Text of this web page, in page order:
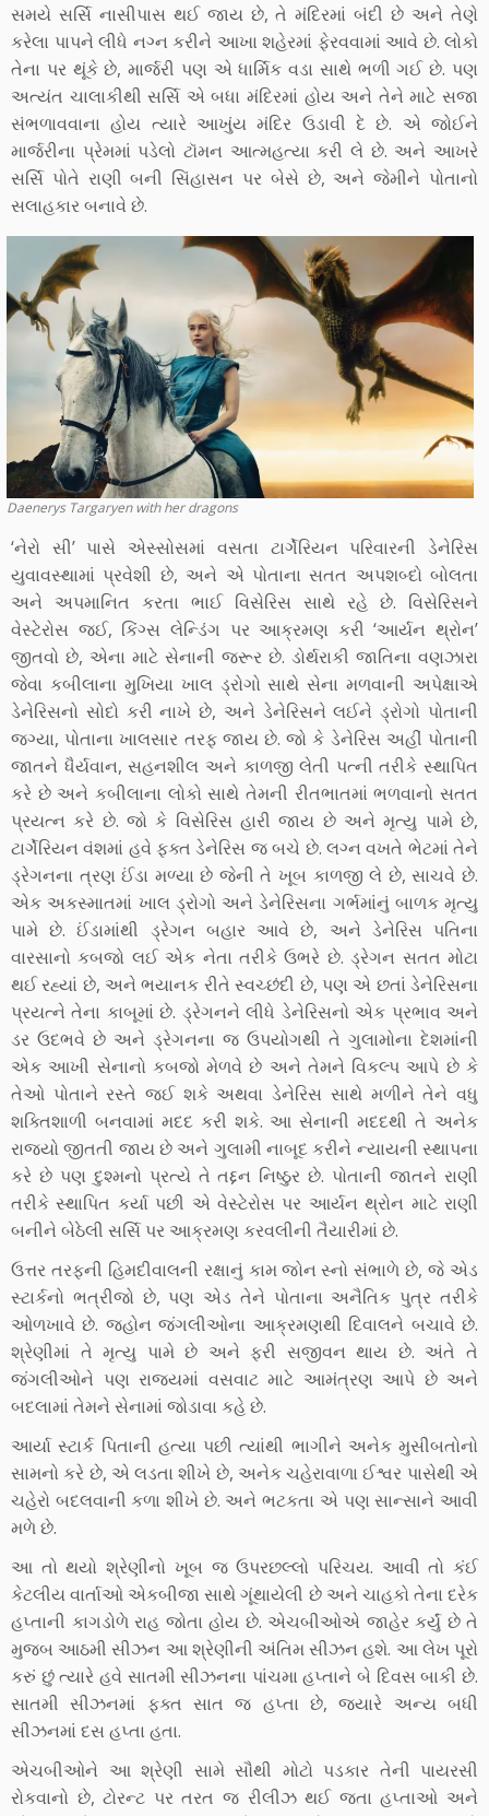
સમયે સર્સિ નાસીપાસ થઈ જાય છે, તે મંદિરમાં બંદી છે અને તેણે
કરેલા પાપને લીધે નગ્ન કરીને આખા શહેરમાં ફેરવવામાં આવે છે. લોકો
તેના પર થૂંકે છે, માર્જરી પણ એ ધાર્મિક વડા સાથે ભળી ગઈ છે. પણ
અત્યંત ચાલાકીથી સર્સિ એ બધા મંદિરમાં હોય અને તેને માટે સજા
સંભળાવવાના હોય ત્યારે આખુંય મંદિર ઉડાવી દે છે. એ જોઈને
માર્જરીના પ્રેમમાં પડેલો ટૉમન આત્મહત્યા કરી લે છે. અને આખરે
સર્સિ પોતે રાણી બની સિંહાસન પર બેસે છે, અને જેમીને પોતાનો
સલાહકાર બનાવે છે.
Daenerys Targaryen with her dragons
‘નેરો સી’ પાસે એસ્સોસમાં વસતા ટાર્ગેરિયન પરિવારની ડેનેરિસ
યુવાવસ્થામાં પ્રવેશી છે, અને એ પોતાના સતત અપશબ્દો બોલતા
અને અપમાનિત કરતા ભાઈ વિસેરિસ સાથે રહે છે. વિસેરિસને
વેસ્ટેરોસ જઈ, કિંગ્સ લેન્ડિંગ પર આક્રમણ કરી ‘આર્યન થ્રોન’
જીતવો છે, એના માટે સેનાની જરૂર છે. ડોર્થરાકી જાતિના વણઝારા
જેવા કબીલાના મુખિયા ખાલ ડ્રોગો સાથે સેના મળવાની અપેક્ષાએ
ડેનેરિસનો સોદો કરી નાખે છે, અને ડેનેરિસને લઈને ડ્રોગો પોતાની
જગ્યા, પોતાના ખાલસાર તરફ જાય છે. જો કે ડેનેરિસ અહીં પોતાની
જાતને ધૈર્યવાન, સહનશીલ અને કાળજી લેતી પત્ની તરીકે સ્થાપિત
કરે છે અને કબીલાના લોકો સાથે તેમની રીતભાતમાં ભળવાનો સતત
પ્રયત્ન કરે છે. જો કે વિસેરિસ હારી જાય છે અને મૃત્યુ પામે છે,
ટાર્ગેરિયન વંશમાં હવે ફક્ત ડેનેરિસ જ બચે છે. લગ્ન વખતે ભેટમાં તેને
ડ્રેગનના ત્રણ ઈંડા મળ્યા છે જેની તે ખૂબ કાળજી લે છે, સાચવે છે.
એક અકસ્માતમાં ખાલ ડ્રોગો અને ડેનેરિસના ગર્ભમાંનું બાળક મૃત્યુ
પામે છે. ઈંડામાંથી ડ્રેગન બહાર આવે છે, અને ડેનેરિસ પતિના
વારસાનો કબજો લઈ એક નેતા તરીકે ઉભરે છે. ડ્રેગન સતત મોટા
થઈ રહ્યાં છે, અને ભયાનક રીતે સ્વચ્છંદી છે, પણ એ છતાં ડેનેરિસના
પ્રયત્ને તેના કાબૂમાં છે. ડ્રેગનને લીધે ડેનેરિસનો એક પ્રભાવ અને
ડર ઉદભવે છે અને ડ્રેગનના જ ઉપયોગથી તે ગુલામોના દેશમાંની
એક આખી સેનાનો કબજો મેળવે છે અને તેમને વિકલ્પ આપે છે કે
તેઓ પોતાને રસ્તે જઈ શકે અથવા ડેનેરિસ સાથે મળીને તેને વધુ
શક્તિશાળી બનવામાં મદદ કરી શકે. આ સેનાની મદદથી તે અનેક
રાજ્યો જીતતી જાય છે અને ગુલામી નાબૂદ કરીને ન્યાયની સ્થાપના
કરે છે પણ દુશ્મનો પ્રત્યે તે તદ્દન નિષ્ઠુર છે. પોતાની જાતને રાણી
તરીકે સ્થાપિત કર્યા પછી એ વેસ્ટેરોસ પર આર્યન થ્રોન માટે રાણી
બનીને બેઠેલી સર્સિ પર આક્રમણ કરવલીની તૈયારીમાં છે.
ઉત્તર તરફની હિમદીવાલની રક્ષાનું કામ જોન સ્નો સંભાળે છે, જે એડ
સ્ટાર્કનો ભત્રીજો છે, પણ એડ તેને પોતાના અનૈતિક પુત્ર તરીકે
ઓળખાવે છે. જ્હોન જંગલીઓના આક્રમણથી દિવાલને બચાવે છે.
શ્રેણીમાં તે મૃત્યુ પામે છે અને ફરી સજીવન થાય છે. અંતે તે
જંગલીઓને પણ રાજ્યમાં વસવાટ માટે આમંત્રણ આપે છે અને
બદલામાં તેમને સેનામાં જોડાવા કહે છે.
આર્યા સ્ટાર્ક પિતાની હત્યા પછી ત્યાંથી ભાગીને અનેક મુસીબતોનો
સામનો કરે છે, એ લડતા શીખે છે, અનેક ચહેરાવાળા ઈશ્વર પાસેથી એ
ચહેરો બદલવાની કળા શીખે છે. અને ભટકતા એ પણ સાન્સાને આવી
મળે છે.
આ તો થયો શ્રેણીનો ખૂબ જ ઉપરછલ્લો પરિચય. આવી તો કંઈ
કેટલીય વાર્તાઓ એકબીજા સાથે ગૂંથાયેલી છે અને ચાહકો તેના દરેક
હપ્તાની કાગડોળે રાહ જોતા હોય છે. એચબીઓએ જાહેર કર્યું છે તે
મુજબ આઠમી સીઝન આ શ્રેણીની અંતિમ સીઝન હશે. આ લેખ પૂરો
કરું છું ત્યારે હવે સાતમી સીઝનના પાંચમા હપ્તાને બે દિવસ બાકી છે.
સાતમી સીઝનમાં ફક્ત સાત જ હપ્તા છે, જ્યારે અન્ય બધી
સીઝનમાં દસ હપ્તા હતા.
એચબીઓને આ શ્રેણી સામે સૌથી મોટો પડકાર તેની પાયરસી
રોકવાનો છે, ટોરન્ટ પર તરત જ રીલીઝ થઈ જતા હપ્તાઓ અને